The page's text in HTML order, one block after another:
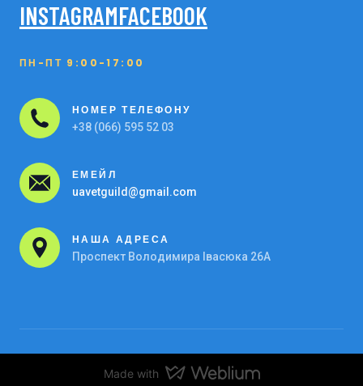
INSTAGRAMFACEBOOK
ПН-ПТ 9:00-17:00
НОМЕР ТЕЛЕФОНУ
+38 (066) 595 52 03
Main Icons
ЕМЕЙЛ
uavetguild@gmail.com
НАША АДРЕСА
Проспект Володимира Івасюка 26А
Made with